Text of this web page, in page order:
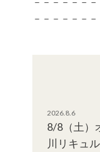
－－－－－－－
2026.8.6
8/8（土）
川リキュ